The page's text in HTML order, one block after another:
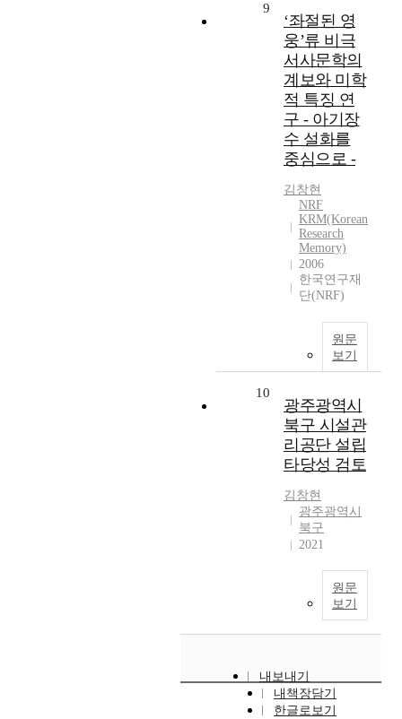
9
‘좌절된 영
웅’류 비극
서사문학의
계보와 미학
적 특징 연
구 - 아기장
수 설화를
중심으로 -
김창현
NRF
KRM(Korean
Research
Memory)
2006
한국연구재
단(NRF)
원문
보기
10
광주광역시
북구 시설관
리공단 설립
타당성 검토
김창현
광주광역시
북구
2021
원문
보기
내보내기
내책장담기
한글로보기